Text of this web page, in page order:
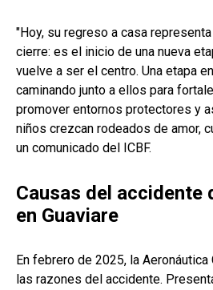
"Hoy, su regreso a casa
cierre: es el inicio de una nueva
vuelve a ser el centro. Una etapa
caminando junto a ellos para
promover entornos protectores y
niños crezcan rodeados de amor,
un comunicado del ICBF.
Causas del accidente
en Guaviare
En febrero de 2025, la
las razones del accidente.